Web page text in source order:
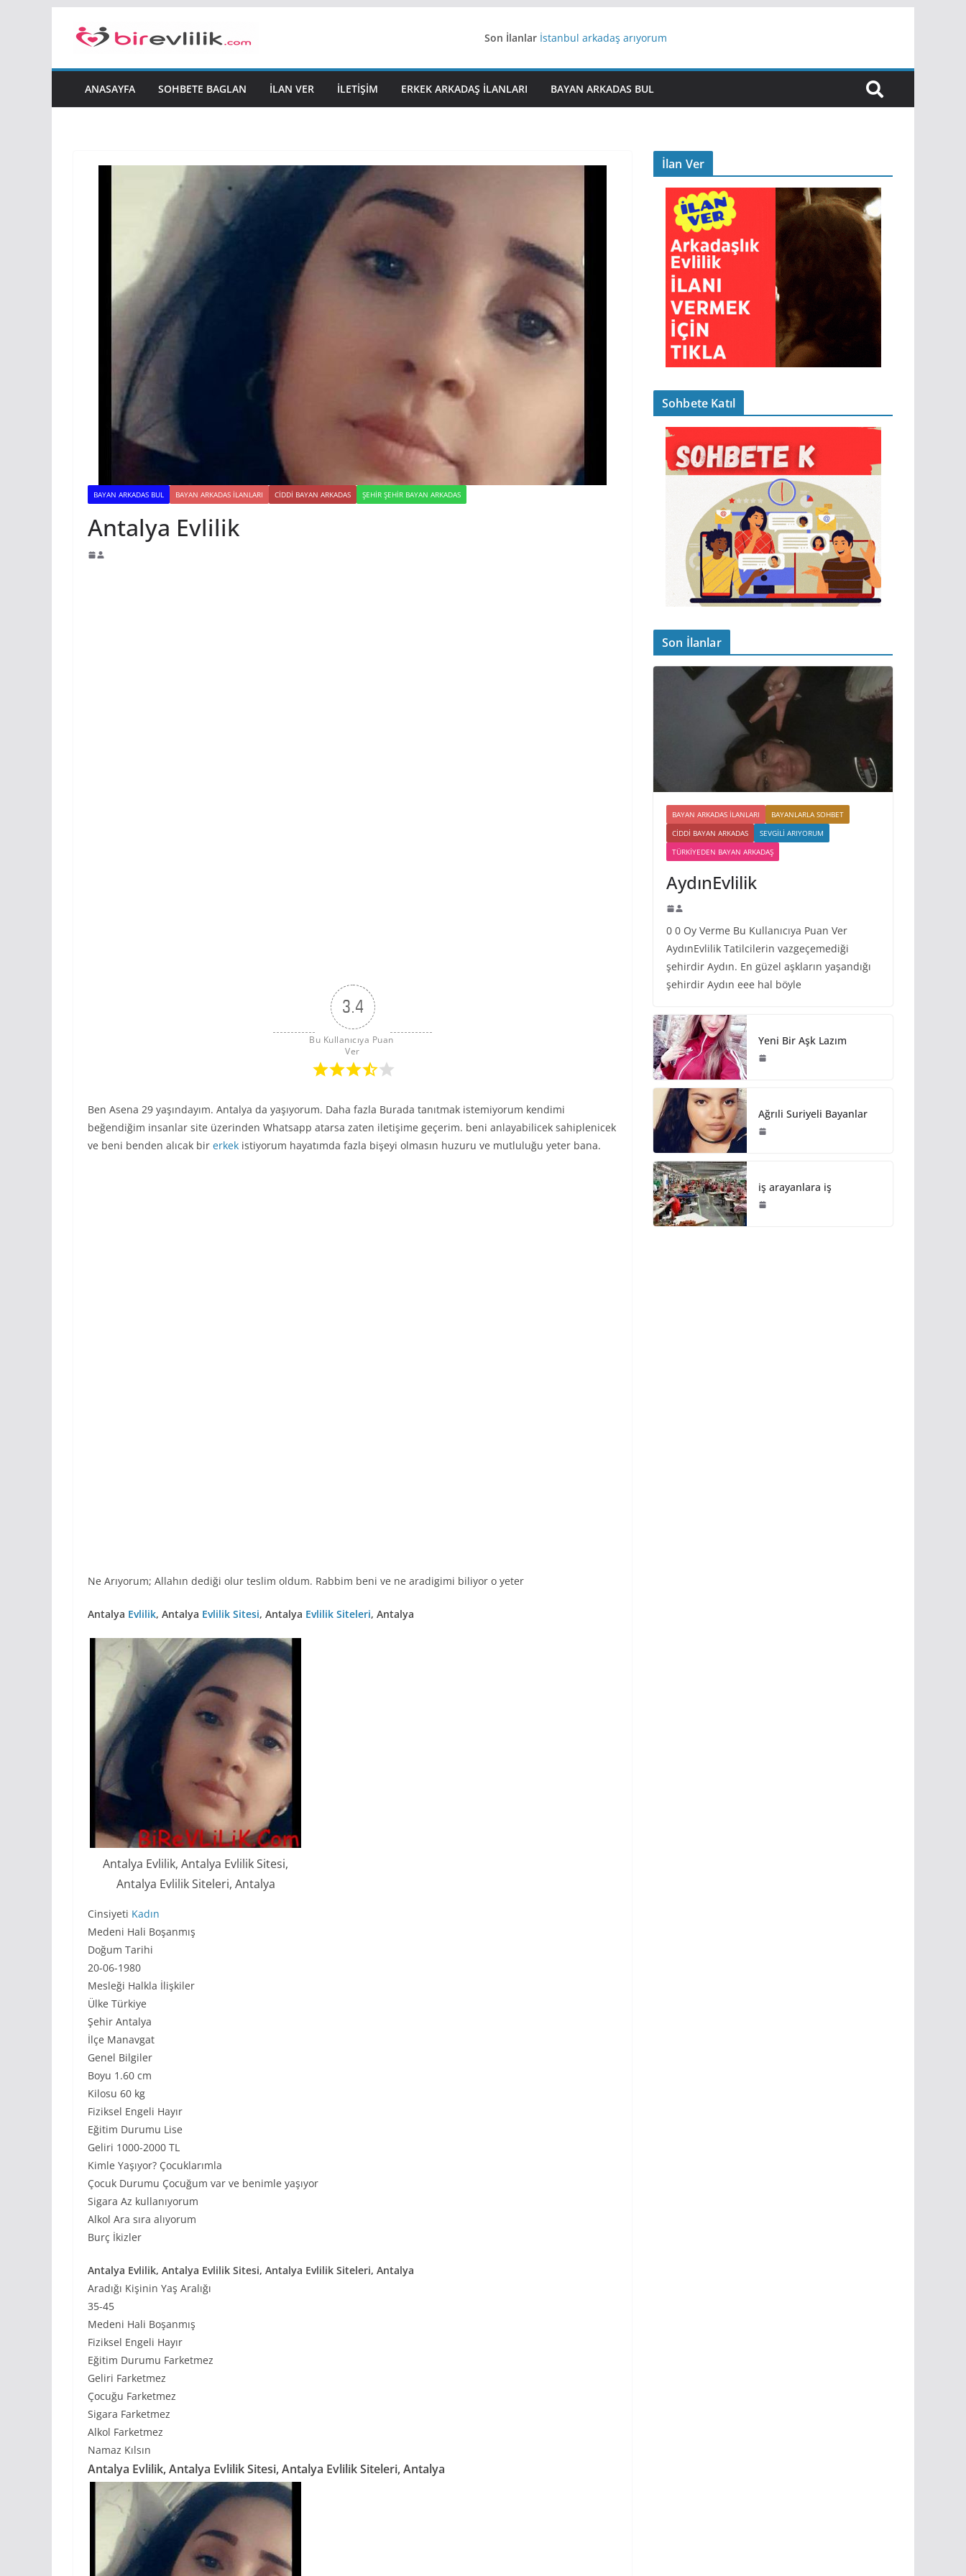
Son İlanlar İstanbul arkadaş arıyorum
Yeni Bir Aşk Lazım
iş arayanlara iş
ANASAYFA SOHBETE BAGLAN İLAN VER İLETIŞIM ERKEK ARKADAŞ ILANLARI BAYAN ARKADAS BUL
BAYAN ARKADAS BUL BAYAN ARKADAS ILANLARI CIDDI BAYAN ARKADAS ŞEHIR ŞEHIR BAYAN ARKADAS
Antalya Evlilik
3.4
Bu Kullanıcıya Puan
Ver
Ben Asena 29 yaşındayım. Antalya da yaşıyorum. Daha fazla Burada tanıtmak istemiyorum kendimi
beğendiğim insanlar site üzerinden Whatsapp atarsa zaten iletişime geçerim. beni anlayabilicek sahiplenicek
ve beni benden alıcak bir erkek istiyorum hayatımda fazla bişeyi olmasın huzuru ve mutluluğu yeter bana.
Ne Arıyorum; Allahın dediği olur teslim oldum. Rabbim beni ve ne aradigimi biliyor o yeter
Antalya Evlilik, Antalya Evlilik Sitesi, Antalya Evlilik Siteleri, Antalya
Antalya Evlilik, Antalya Evlilik Sitesi,
Antalya Evlilik Siteleri, Antalya
Cinsiyeti Kadın
Medeni Hali Boşanmış
Doğum Tarihi
20-06-1980
Mesleği Halkla İlişkiler
Ülke Türkiye
Şehir Antalya
İlçe Manavgat
Genel Bilgiler
Boyu 1.60 cm
Kilosu 60 kg
Fiziksel Engeli Hayır
Eğitim Durumu Lise
Geliri 1000-2000 TL
Kimle Yaşıyor? Çocuklarımla
Çocuk Durumu Çocuğum var ve benimle yaşıyor
Sigara Az kullanıyorum
Alkol Ara sıra alıyorum
Burç İkizler
Antalya Evlilik, Antalya Evlilik Sitesi, Antalya Evlilik Siteleri, Antalya
Aradığı Kişinin Yaş Aralığı
35-45
Medeni Hali Boşanmış
Fiziksel Engeli Hayır
Eğitim Durumu Farketmez
Geliri Farketmez
Çocuğu Farketmez
Sigara Farketmez
Alkol Farketmez
Namaz Kılsın
Antalya Evlilik, Antalya Evlilik Sitesi, Antalya Evlilik Siteleri, Antalya
İlan Ver
Sohbete Katıl
Son İlanlar
BAYAN ARKADAS ILANLARI
BAYANLARLA SOHBET
CIDDI BAYAN ARKADAS
SEVGILI ARIYORUM
TÜRKIYEDEN BAYAN ARKADAŞ
AydınEvlilik
0 0 Oy Verme Bu Kullanıcıya Puan Ver
AydınEvlilik Tatilcilerin vazgeçemediği
şehirdir Aydın. En güzel aşkların yaşandığı
şehirdir Aydın eee hal böyle
Yeni Bir Aşk Lazım
Ağrıli Suriyeli Bayanlar
iş arayanlara iş